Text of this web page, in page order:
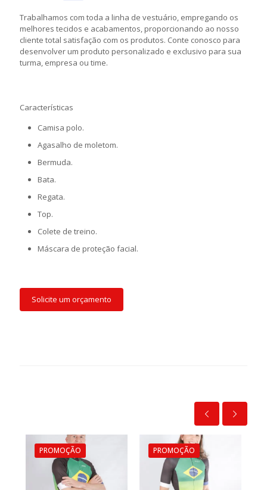
Trabalhamos com toda a linha de vestuário, empregando os
melhores tecidos e acabamentos, proporcionando ao nosso
cliente total satisfação com os produtos. Conte conosco para
desenvolver um produto personalizado e exclusivo para sua
turma, empresa ou time.
Características
Camisa polo.
Agasalho de moletom.
Bermuda.
Bata.
Regata.
Top.
Colete de treino.
Máscara de proteção facial.
Solicite um orçamento
PROMOÇÃO PROMOÇÃO